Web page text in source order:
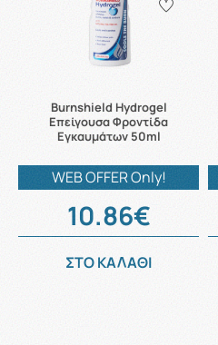
Burnshield Hydrogel
Επείγουσα Φροντίδα
Εγκαυμάτων 50ml
WEB OFFER Only!
10.86€
ΣΤΟ ΚΑΛΑΘΙ